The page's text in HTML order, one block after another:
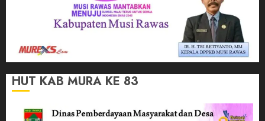
HUT KAB MURA KE 83